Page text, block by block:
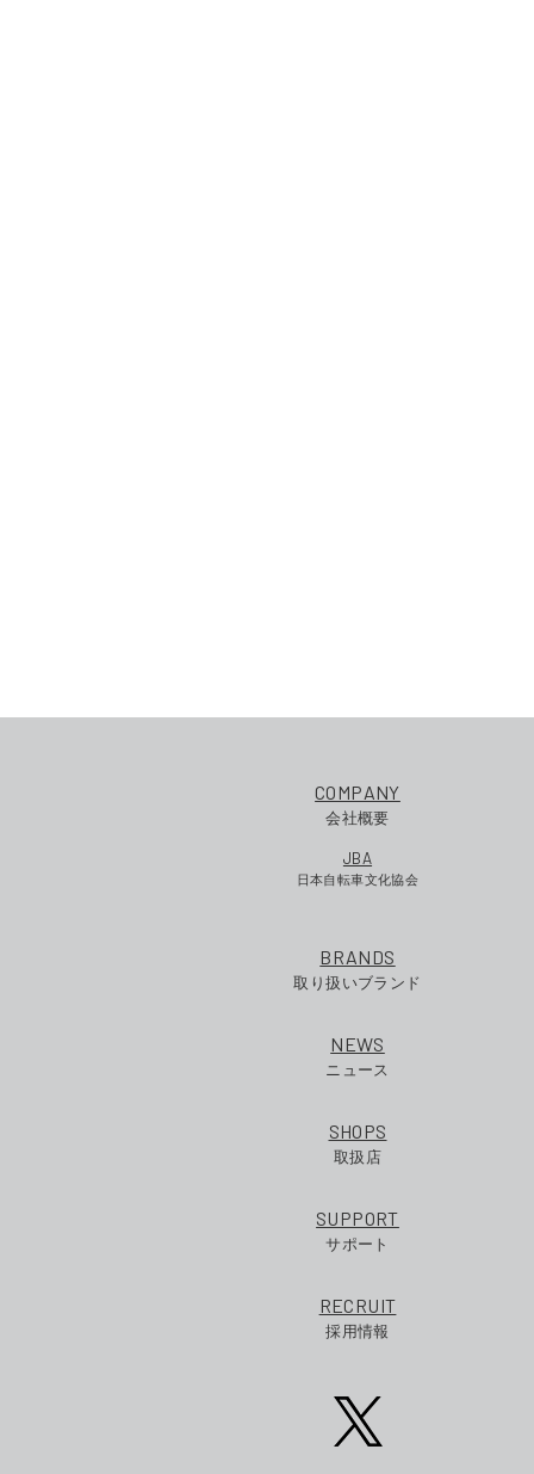
COMPANY
会社概要
JBA
日本自転車文化協会
BRANDS
取り扱いブランド
NEWS
ニュース
SHOPS
取扱店
SUPPORT
サポート
RECRUIT
採用情報